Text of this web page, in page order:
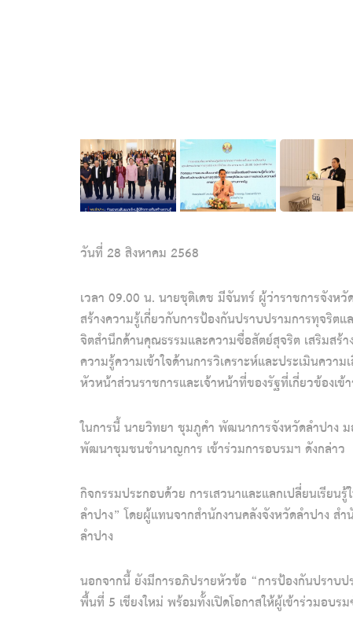
วันที่ 28 สิงหาคม 2568
เวลา 09.00 น. นายชุติเดช มีจันทร์ ผู้ว่าราชการจังห
สร้างความรู้เกี่ยวกับการป้องกันปราบปรามการทุจริต
จิตสำนึกด้านคุณธรรมและความซื่อสัตย์สุจริต เสริมสร้
ความรู้ความเข้าใจด้านการวิเคราะห์และประเมินคว
หัวหน้าส่วนราชการและเจ้าหน้าที่ของรัฐที่เกี่ยวข้องเ
ในการนี้ นายวิทยา ชุมภูคำ พัฒนาการจังหวัดลำปาง
พัฒนาชุมชนชำนาญการ เข้าร่วมการอบรมฯ ดังกล่าว
กิจกรรมประกอบด้วย การเสวนาและแลกเปลี่ยนเรีย
ลำปาง” โดยผู้แทนจากสำนักงานคลังจังหวัดลำปาง ส
ลำปาง
นอกจากนี้ ยังมีการอภิปรายหัวข้อ “การป้องกันปราบ
พื้นที่ 5 เชียงใหม่ พร้อมทั้งเปิดโอกาสให้ผู้เข้าร่วมอบ